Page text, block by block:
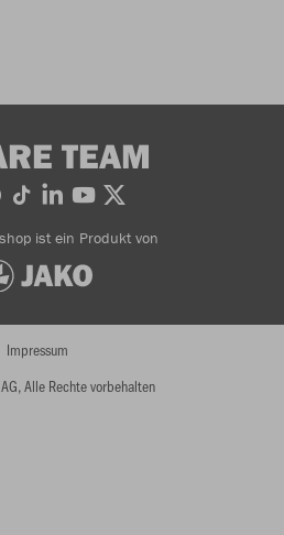
TEAM
ist ein Produkt von
Alle Rechte vorbehalten
Impressum